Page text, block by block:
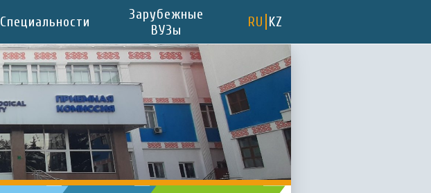
Специальности
Зарубежные
ВУЗы
RU KZ